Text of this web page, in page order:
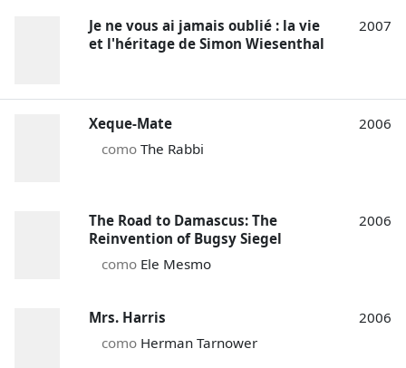
Je ne vous ai jamais oublié : la vie
et l'héritage de Simon Wiesenthal
2007
Xeque-Mate
como The Rabbi
2006
The Road to Damascus: The
Reinvention of Bugsy Siegel
como Ele Mesmo
2006
Mrs. Harris
como Herman Tarnower
2006